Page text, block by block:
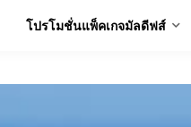
โปรโมชั่นแพ็คเกจมัลดีฟส์